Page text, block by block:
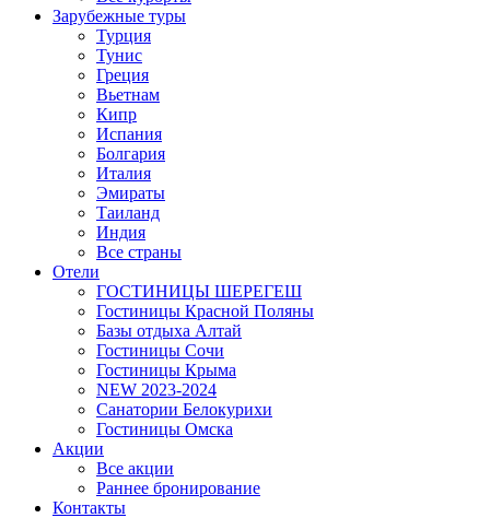
Зарубежные туры
Турция
Тунис
Греция
Вьетнам
Кипр
Испания
Болгария
Италия
Эмираты
Таиланд
Индия
Все страны
Отели
ГОСТИНИЦЫ ШЕРЕГЕШ
Гостиницы Красной Поляны
Базы отдыха Алтай
Гостиницы Сочи
Гостиницы Крыма
NEW 2023-2024
Санатории Белокурихи
Гостиницы Омска
Акции
Все акции
Раннее бронирование
Контакты